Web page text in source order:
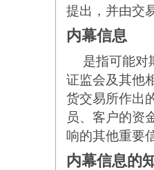
提出，并由交
内幕信息
是指可能对
证监会及其他
货交易所作出
员、客户的资
响的其他重要
内幕信息的